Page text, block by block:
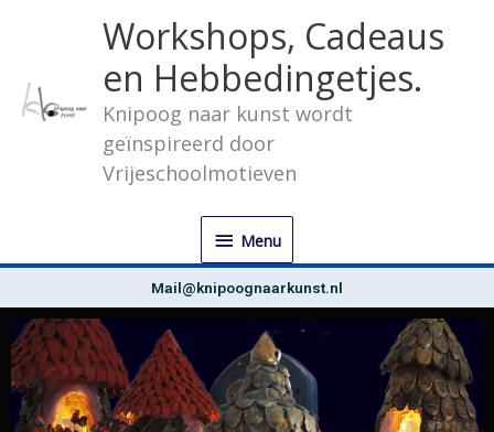
inhoud
Workshops, Cadeaus
en Hebbedingetjes.
Knipoog naar kunst wordt
geïnspireerd door
Vrijeschoolmotieven
Menu
Mail@knipoognaarkunst.nl
Kunst wist het stof van het
dagelijks leven van onze
Pablo Picasso